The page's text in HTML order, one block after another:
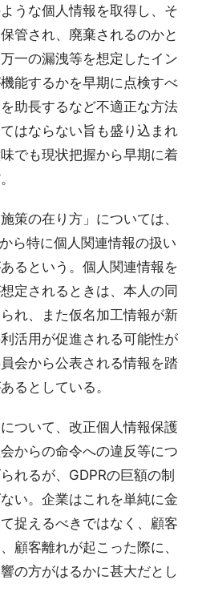
うな個人情報を取得し、そ
管され、廃棄されるのかと
一の漏洩等を想定したイン
能するかを早期に点検すべ
助長するなど不適正な方法
はならない旨も盛り込まれ
でも現状把握から早期に着
策の在り方」については、
ら特に個人関連情報の扱い
るという。個人関連情報を
定されるときは、本人の同
れ、また仮名加工情報が新
活用が促進される可能性が
会から公表される情報を踏
るとしている。
ついて、改正個人情報保護
からの命令への違反等につ
れるが、GDPRの巨額の制
い。企業はこれを単純に金
捉えるべきではなく、顧客
顧客離れが起こった際に、
の方がはるかに甚大だとし